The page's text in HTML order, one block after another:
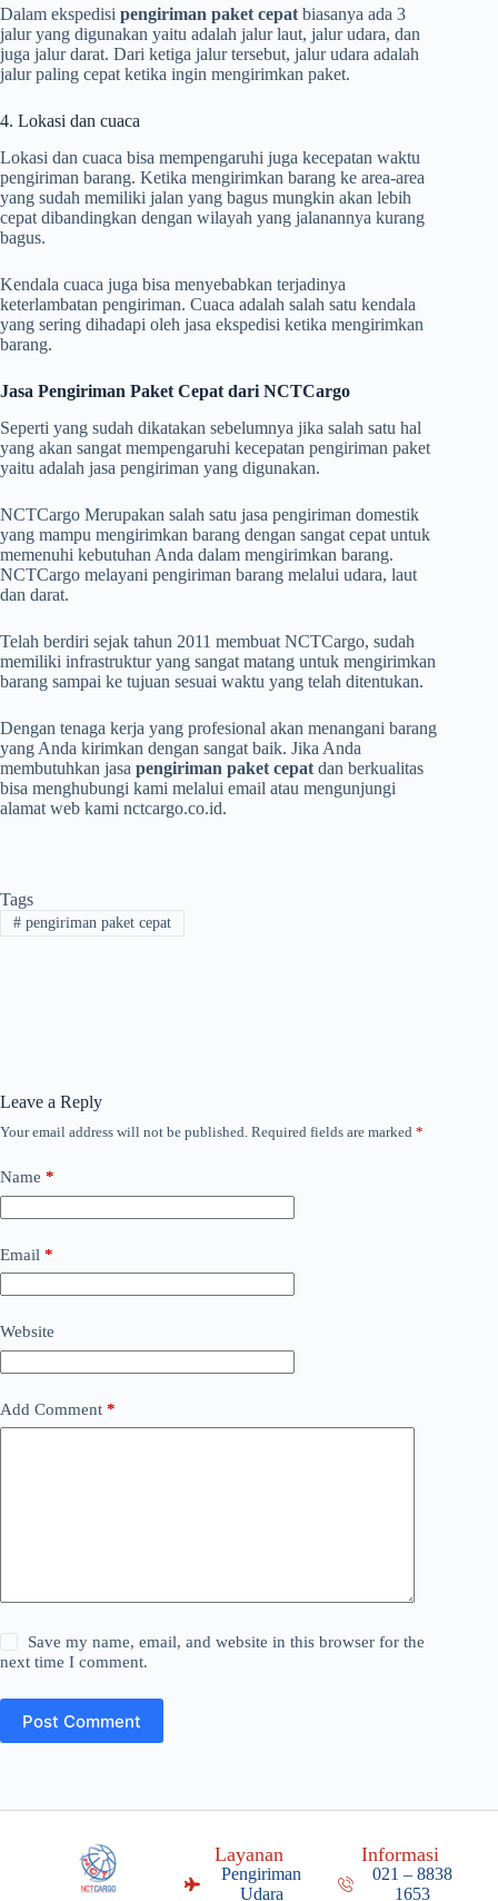
Dalam ekspedisi pengiriman paket cepatbiasanya ada 3
jalur yang digunakan yaitu adalah jalur laut, jalur udara, dan
juga jalur darat. Dari ketiga jalur tersebut, jalur udara adalah
jalur paling cepat ketika ingin mengirimkan paket.
4. Lokasi dan cuaca
Lokasi dan cuaca bisa mempengaruhi juga kecepatan waktu
pengiriman barang. Ketika mengirimkan barang ke area-area
yang sudah memiliki jalan yang bagus mungkin akan lebih
cepat dibandingkan dengan wilayah yang jalanannya kurang
bagus.
Kendala cuaca juga bisa menyebabkan terjadinya
keterlambatan pengiriman. Cuaca adalah salah satu kendala
yang sering dihadapi oleh jasa ekspedisi ketika mengirimkan
barang.
Jasa Pengiriman Paket Cepat dari NCTCargo
Seperti yang sudah dikatakan sebelumnya jika salah satu hal
yang akan sangat mempengaruhi kecepatan pengiriman paket
yaitu adalah jasa pengiriman yang digunakan.
NCTCargo Merupakan salah satu jasa pengiriman domestik
yang mampu mengirimkan barang dengan sangat cepat untuk
memenuhi kebutuhan Anda dalam mengirimkan barang.
NCTCargo melayani pengiriman barang melalui udara, laut
dan darat.
Telah berdiri sejak tahun 2011 membuat NCTCargo, sudah
memiliki infrastruktur yang sangat matang untuk mengirimkan
barang sampai ke tujuan sesuai waktu yang telah ditentukan.
Dengan tenaga kerja yang profesional akan menangani barang
yang Anda kirimkan dengan sangat baik. Jika Anda
membutuhkan jasa pengiriman paket cepat dan berkualitas
bisa menghubungi kami melalui email atau mengunjungi
alamat web kami nctcargo.co.id.
Tags
#pengiriman paket cepat
Leave a Reply
Your email address will not be published. Required fields are marked *
Name *
Email *
Website
Add Comment *
Save my name, email, and website in this browser for the
next time I comment.
Post Comment
Layanan
Pengiriman
Udara
Informasi
021 – 8838
1653